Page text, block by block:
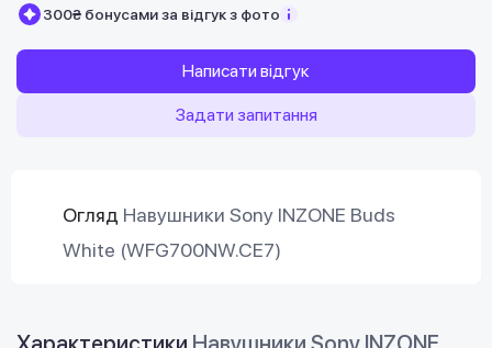
300₴ бонусами за відгук з фото
Написати відгук
Задати запитання
Огляд Навушники Sony INZONE Buds
White (WFG700NW.CE7)